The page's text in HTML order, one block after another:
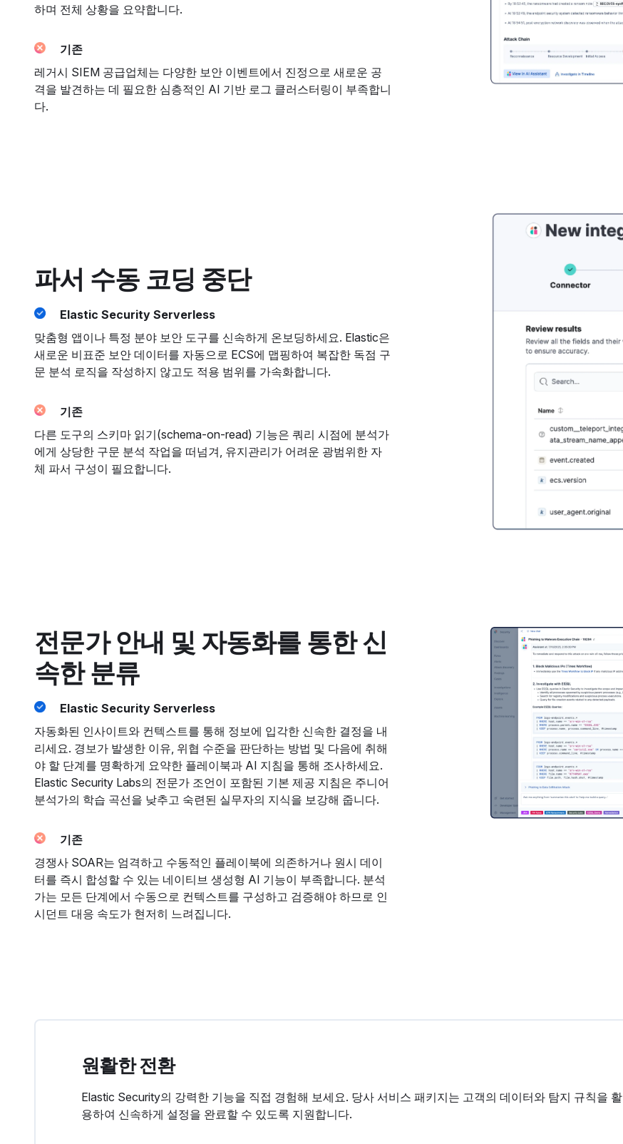
하며 전체 상황을 요약합니다.
기존
레거시 SIEM 공급업체는 다양한 보안 이벤트에서 진정으로 새로운 공
격을 발견하는 데 필요한 심층적인 AI 기반 로그 클러스터링이 부족합니
다.
파서 수동 코딩 중단
Elastic Security Serverless
맞춤형 앱이나 특정 분야 보안 도구를 신속하게 온보딩하세요. Elastic은
새로운 비표준 보안 데이터를 자동으로 ECS에 맵핑하여 복잡한 독점 구
문 분석 로직을 작성하지 않고도 적용 범위를 가속화합니다.
기존
다른 도구의 스키마 읽기(schema-on-read) 기능은 쿼리 시점에 분석가
에게 상당한 구문 분석 작업을 떠넘겨, 유지관리가 어려운 광범위한 자
체 파서 구성이 필요합니다.
전문가 안내 및 자동화를 통한 신
속한 분류
Elastic Security Serverless
자동화된 인사이트와 컨텍스트를 통해 정보에 입각한 신속한 결정을 내
리세요. 경보가 발생한 이유, 위협 수준을 판단하는 방법 및 다음에 취해
야 할 단계를 명확하게 요약한 플레이북과 AI 지침을 통해 조사하세요.
Elastic Security Labs의 전문가 조언이 포함된 기본 제공 지침은 주니어
분석가의 학습 곡선을 낮추고 숙련된 실무자의 지식을 보강해 줍니다.
기존
경쟁사 SOAR는 엄격하고 수동적인 플레이북에 의존하거나 원시 데이
터를 즉시 합성할 수 있는 네이티브 생성형 AI 기능이 부족합니다. 분석
가는 모든 단계에서 수동으로 컨텍스트를 구성하고 검증해야 하므로 인
시던트 대응 속도가 현저히 느려집니다.
원활한 전환
Elastic Security의 강력한 기능을 직접 경험해 보세요. 당사 서비스 패키지는 고객의 데이터와 탐지 규칙을 활
용하여 신속하게 설정을 완료할 수 있도록 지원합니다.